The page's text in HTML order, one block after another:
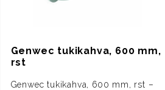
Genwec tukikahva, 600 mm,
rst
Genwec tukikahva, 600 mm, rst –